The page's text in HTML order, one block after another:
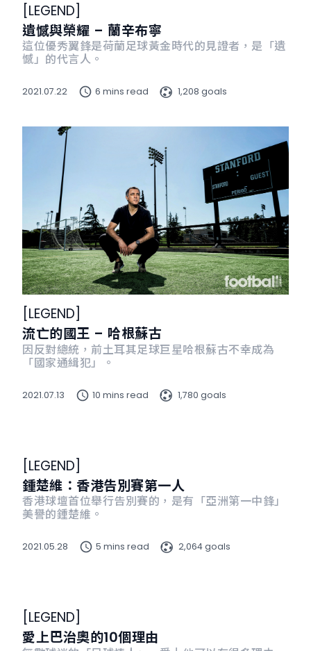
[LEGEND]
遺憾與榮耀 – 蘭辛布寧
這位優秀翼鋒是荷蘭足球黃金時代的見證者，是「遺
憾」的代言人。
2021.07.22 6 mins read 1,208 goals
LEGEND
流亡的國王 – 哈根蘇古
因反對總統，前土耳其足球巨星哈根蘇古不幸成為
「國家通緝犯」。
2021.07.13 10 mins read 1,780 goals
[LEGEND]
鍾楚維：香港告別賽第一人
香港球壇首位舉行告別賽的，是有「亞洲第一中鋒」
美譽的鍾楚維。
2021.05.28 5 mins read 2,064 goals
LEGEND
愛上巴治奧的10個理由